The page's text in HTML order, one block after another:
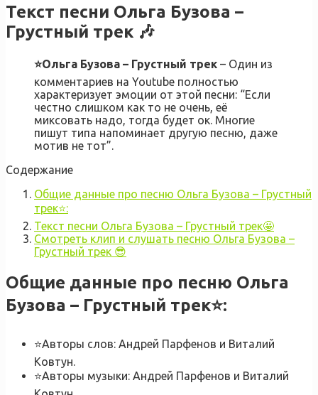
Текст песни Ольга Бузова –
Грустный трек 🎶
⭐Ольга Бузова – Грустный трек – Один из
комментариев на Youtube полностью
характеризует эмоции от этой песни: “Если
честно слишком как то не очень, её
миксовать надо, тогда будет ок. Многие
пишут типа напоминает другую песню, даже
мотив не тот”.
Содержание
Общие данные про песню Ольга Бузова – Грустный
трек⭐:
Текст песни Ольга Бузова – Грустный трек🤩
Смотреть клип и слушать песню Ольга Бузова –
Грустный трек 😎
Общие данные про песню Ольга
Бузова – Грустный трек⭐:
⭐Авторы слов: Андрей Парфенов и Виталий
Ковтун.
⭐Авторы музыки: Андрей Парфенов и Виталий